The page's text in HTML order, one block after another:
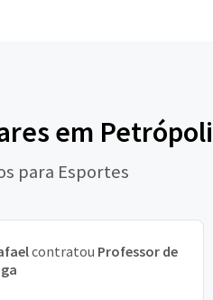
em
para Esportes
contratou Professor de